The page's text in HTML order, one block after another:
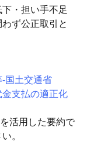
・担い手不足
ず公正取引と
国土交通省
金支払の適正化
活用した要約で
。